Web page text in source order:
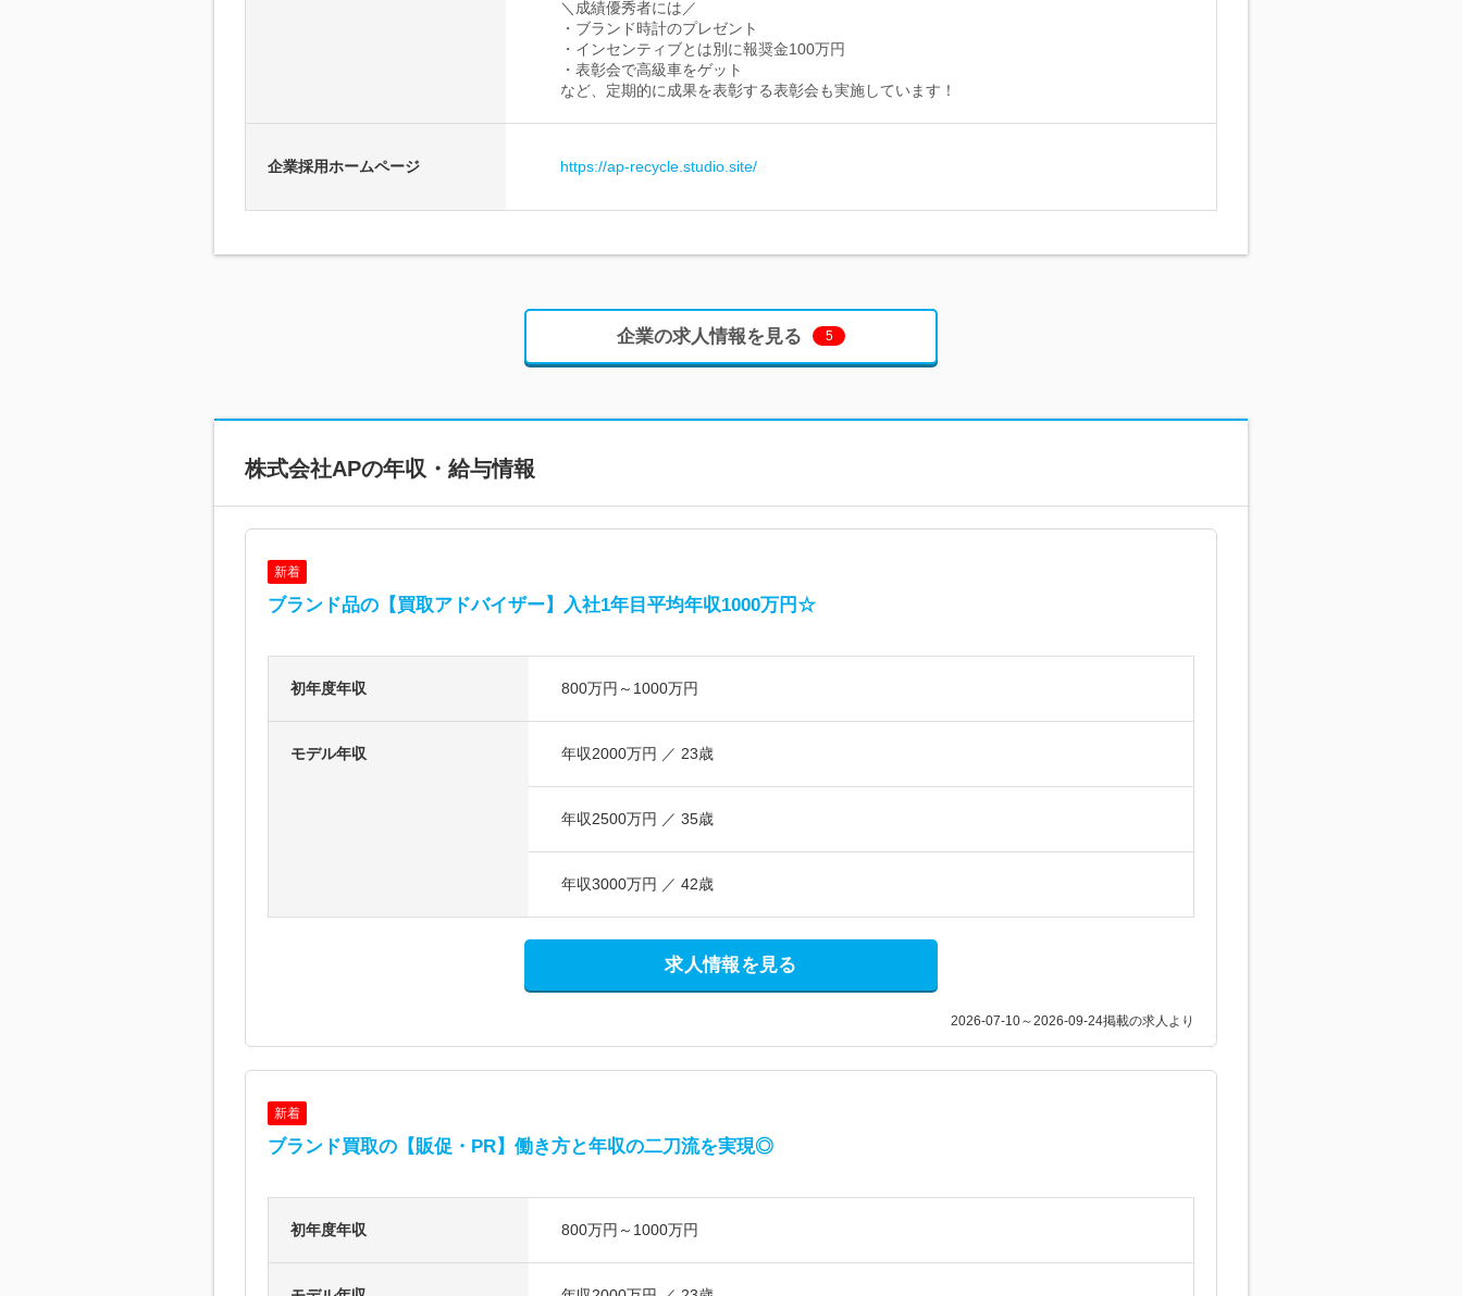
＼成績優秀者には／
・ブランド時計のプレゼント
・インセンティブとは別に報奨金100万円
・表彰会で高級車をゲット
など、定期的に成果を表彰する表彰会も実施しています！
企業採用ホームページ https://ap-recycle.studio.site/
企業の求人情報を見る 5
株式会社APの年収・給与情報
新着
ブランド品の【買取アドバイザー】入社1年目平均年収1000万円☆
初年度年収 800万円～1000万円
モデル年収 年収2000万円 ／ 23歳
年収2500万円 ／ 35歳
年収3000万円 ／ 42歳
求人情報を見る
2026-07-10～2026-09-24掲載の求人より
新着
ブランド買取の【販促・PR】働き方と年収の二刀流を実現◎
初年度年収 800万円～1000万円